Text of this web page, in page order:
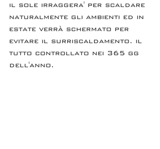
il sole irraggera' per scaldare
naturalmente gli ambienti ed in
estate verrà schermato per
evitare il surriscaldamento. il
tutto controllato nei 365 gg
dell'anno.